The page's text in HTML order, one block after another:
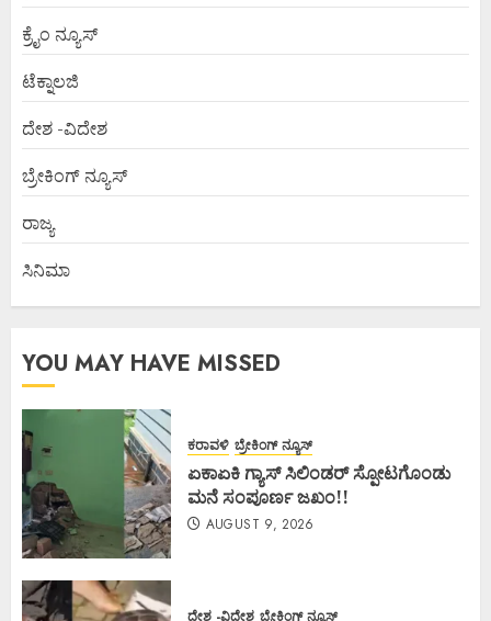
ಕ್ರೈಂ ನ್ಯೂಸ್
ಟೆಕ್ನಾಲಜಿ
ದೇಶ -ವಿದೇಶ
ಬ್ರೇಕಿಂಗ್ ನ್ಯೂಸ್
ರಾಜ್ಯ
ಸಿನಿಮಾ
YOU MAY HAVE MISSED
ಕರಾವಳಿ ಬ್ರೇಕಿಂಗ್ ನ್ಯೂಸ್
ಏಕಾಏಕಿ ಗ್ಯಾಸ್ ಸಿಲಿಂಡರ್ ಸ್ಪೋಟಗೊಂಡು
ಮನೆ ಸಂಪೂರ್ಣ ಜಖಂ!!
AUGUST 9, 2026
ದೇಶ -ವಿದೇಶ ಬ್ರೇಕಿಂಗ್ ನ್ಯೂಸ್